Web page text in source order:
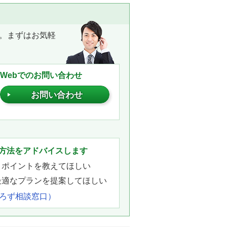
まずはお気軽
Webでのお問い合わせ
お問い合わせ
法をアドバイスします
イントを教えてほしい
なプランを提案してほしい
ず相談窓口）